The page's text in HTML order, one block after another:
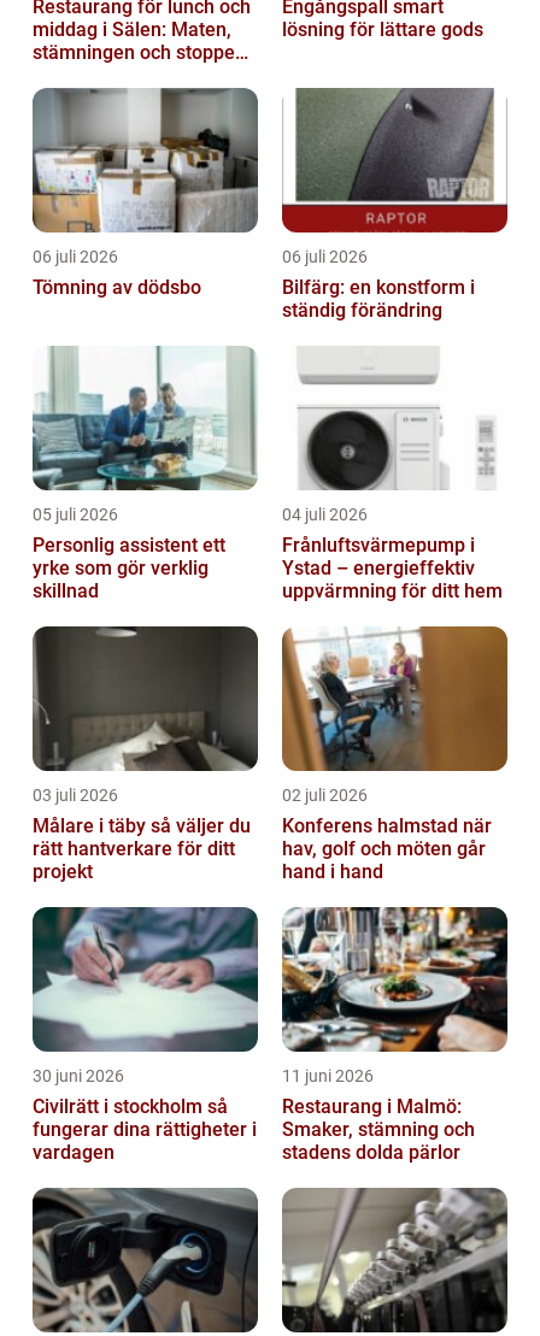
Restaurang för lunch och
middag i Sälen: Maten,
stämningen och stoppen
Engångspall smart
lösning för lättare gods
06 juli 2026
Tömning av dödsbo
06 juli 2026
Bilfärg: en konstform i
ständig förändring
05 juli 2026
Personlig assistent ett
yrke som gör verklig
skillnad
04 juli 2026
Frånluftsvärmepump i
Ystad – energieffektiv
uppvärmning för ditt hem
03 juli 2026
Målare i täby så väljer du
rätt hantverkare för ditt
projekt
02 juli 2026
Konferens halmstad när
hav, golf och möten går
hand i hand
30 juni 2026
Civilrätt i stockholm så
fungerar dina rättigheter i
vardagen
11 juni 2026
Restaurang i Malmö:
Smaker, stämning och
stadens dolda pärlor